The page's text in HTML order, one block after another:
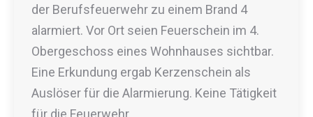
der Berufsfeuerwehr zu einem Brand 4
alarmiert. Vor Ort seien Feuerschein im 4.
Obergeschoss eines Wohnhauses sichtbar.
Eine Erkundung ergab Kerzenschein als
Auslöser für die Alarmierung. Keine Tätigkeit
für die Feuerwehr.